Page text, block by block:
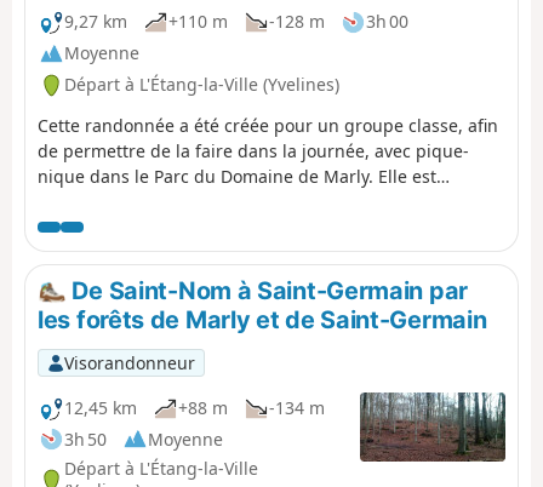
9,27 km
+110 m -128 m
3h 00
Moyenne
Départ à L'Étang-la-Ville (Yvelines)
Cette randonnée a été créée pour un groupe classe, afin
de permettre de la faire dans la journée, avec pique-
nique dans le Parc du Domaine de Marly. Elle est
du temps et de la météo. Il est indispensable de prendre
en compte la pluviométrie des jours précédents avant de
se lancer.
De Saint-Nom à Saint-Germain par
les forêts de Marly et de Saint-Germain
Visorandonneur
12,45 km
+88 m
-134 m
3h 50
Moyenne
Départ à L'Étang-la-Ville